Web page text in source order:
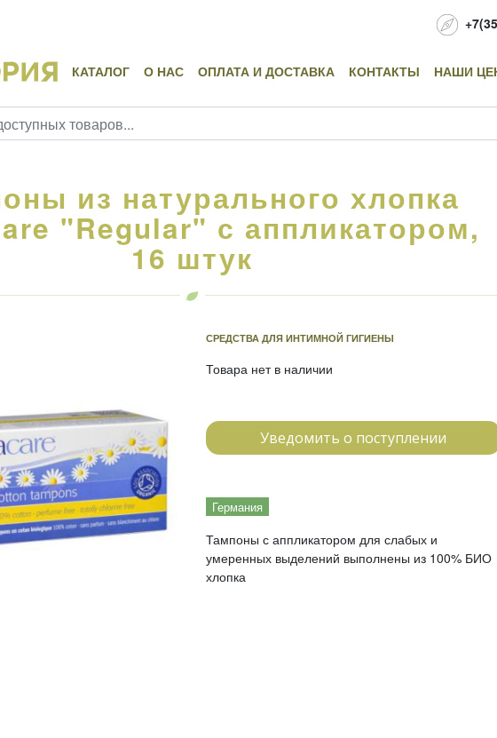
КАТАЛОГ О НАС ОПЛАТА И ДОСТАВКА КОНТАКТЫ НАШИ
из натурального хлопка
"Regular" с аппликатором,
16 штук
СРЕДСТВА ДЛЯ ИНТИМНОЙ ГИГИЕНЫ
Товара нет в наличии
Уведомить о поступлении
Германия
Тампоны с аппликатором для слабых и
умеренных выделений выполнены из 100% БИО
хлопка